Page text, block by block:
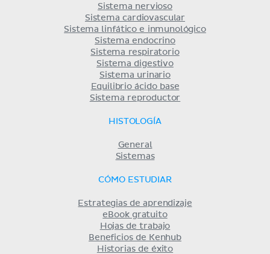
Sistema nervioso
Sistema cardiovascular
Sistema linfático e inmunológico
Sistema endocrino
Sistema respiratorio
Sistema digestivo
Sistema urinario
Equilibrio ácido base
Sistema reproductor
HISTOLOGÍA
General
Sistemas
CÓMO ESTUDIAR
Estrategias de aprendizaje
eBook gratuito
Hojas de trabajo
Beneficios de Kenhub
Historias de éxito